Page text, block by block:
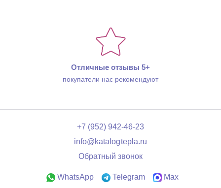
Отличные отзывы 5+
покупатели нас рекомендуют
+7 (952) 942-46-23
info@katalogtepla.ru
Обратный звонок
WhatsApp Telegram Max